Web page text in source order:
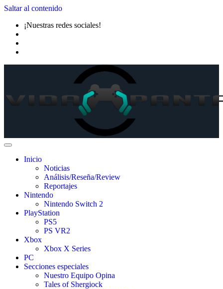
Saltar al contenido
¡Nuestras redes sociales!
Inicio
Noticias
Análisis/Reseña/Review
Reportajes
Nintendo
Nintendo Switch 2
PlayStation
PS5
PS VR2
Xbox
Xbox X Series
PC
Secciones especiales
Nuestro Equipo Opina
Tales of Shergiock